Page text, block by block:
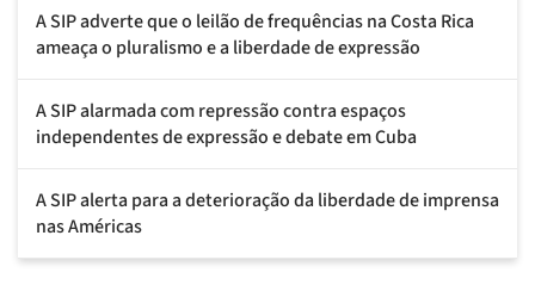
A SIP adverte que o leilão de frequências na Costa Rica
ameaça o pluralismo e a liberdade de expressão
A SIP alarmada com repressão contra espaços
independentes de expressão e debate em Cuba
A SIP alerta para a deterioração da liberdade de imprensa
nas Américas